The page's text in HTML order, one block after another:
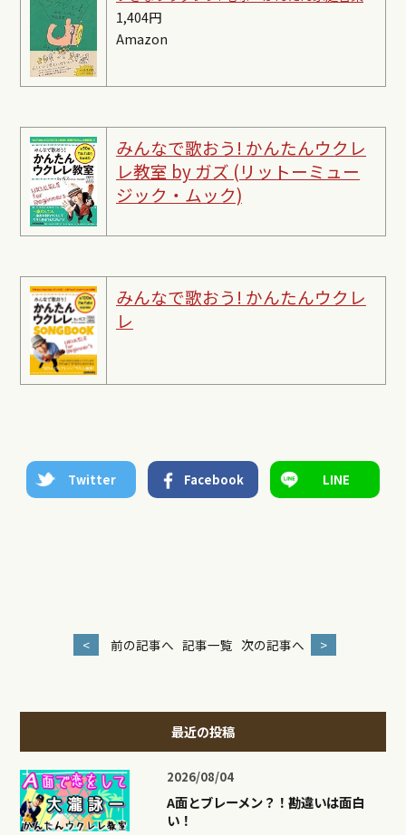
1,404円
Amazon
みんなで歌おう! かんたんウクレ
レ教室 by ガズ (リットーミュー
ジック・ムック)
みんなで歌おう! かんたんウクレ
レ
Twitter Facebook LINE
< 前の記事へ 記事一覧 次の記事へ >
最近の投稿
2026/08/04
A面とブレーメン？！勘違いは面白
い！